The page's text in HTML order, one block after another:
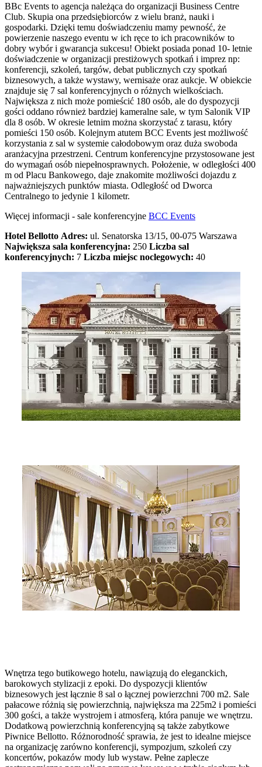
BBc Events to agencja należąca do organizacji Business Centre
Club. Skupia ona przedsiębiorców z wielu branż, nauki i
gospodarki. Dzięki temu doświadczeniu mamy pewność, że
powierzenie naszego eventu w ich ręce to ich pracowników to
dobry wybór i gwarancja sukcesu! Obiekt posiada ponad 10- letnie
doświadczenie w organizacji prestiżowych spotkań i imprez np:
konferencji, szkoleń, targów, debat publicznych czy spotkań
biznesowych, a także wystawy, wernisaże oraz aukcje. W obiekcie
znajduje się 7 sal konferencyjnych o różnych wielkościach.
Największa z nich może pomieścić 180 osób, ale do dyspozycji
gości oddano również bardziej kameralne sale, w tym Salonik VIP
dla 8 osób. W okresie letnim można skorzystać z tarasu, który
pomieści 150 osób. Kolejnym atutem BCC Events jest możliwość
korzystania z sal w systemie całodobowym oraz duża swoboda
aranżacyjna przestrzeni. Centrum konferencyjne przystosowane jest
do wymagań osób niepełnosprawnych. Położenie, w odległości 400
m od Placu Bankowego, daje znakomite możliwości dojazdu z
najważniejszych punktów miasta. Odległość od Dworca
Centralnego to jedynie 1 kilometr.
Więcej informacji - sale konferencyjne BCC Events
Hotel Bellotto Adres: ul. Senatorska 13/15, 00-075 Warszawa
Największa sala konferencyjna: 250 Liczba sal
konferencyjnych: 7 Liczba miejsc noclegowych: 40
Wnętrza tego butikowego hotelu, nawiązują do eleganckich,
barokowych stylizacji z epoki. Do dyspozycji klientów
biznesowych jest łącznie 8 sal o łącznej powierzchni 700 m2. Sale
pałacowe różnią się powierzchnią, największa ma 225m2 i pomieści
300 gości, a także wystrojem i atmosferą, która panuje we wnętrzu.
Dodatkową powierzchnią konferencyjną są także zabytkowe
Piwnice Bellotto. Różnorodność sprawia, że jest to idealne miejsce
na organizację zarówno konferencji, sympozjum, szkoleń czy
koncertów, pokazów mody lub wystaw. Pełne zaplecze